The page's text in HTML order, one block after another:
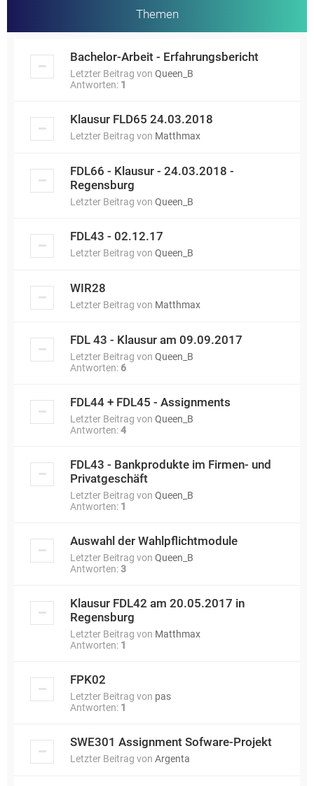
Themen
Bachelor-Arbeit - Erfahrungsbericht
Letzter Beitrag von Queen_B
Antworten: 1
Klausur FLD65 24.03.2018
Letzter Beitrag von Matthmax
FDL66 - Klausur - 24.03.2018 -
Regensburg
Letzter Beitrag von Queen_B
FDL43 - 02.12.17
Letzter Beitrag von Queen_B
WIR28
Letzter Beitrag von Matthmax
FDL 43 - Klausur am 09.09.2017
Letzter Beitrag von Queen_B
Antworten: 6
FDL44 + FDL45 - Assignments
Letzter Beitrag von Queen_B
Antworten:4
FDL43 - Bankprodukte im Firmen- und
Privatgeschäft
Letzter Beitrag von Queen_B
Antworten: 1
Auswahl der Wahlpflichtmodule
Letzter Beitrag von Queen_B
Antworten:3
Klausur FDL42 am 20.05.2017 in
Regensburg
Letzter Beitrag von Matthmax
Antworten: 1
FPK02
Letzter Beitrag von pas
Antworten: 1
SWE301 Assignment Sofware-Projekt
Letzter Beitrag von Argenta